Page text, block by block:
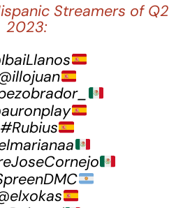
Streamers of Q2
2023:
#Rubius